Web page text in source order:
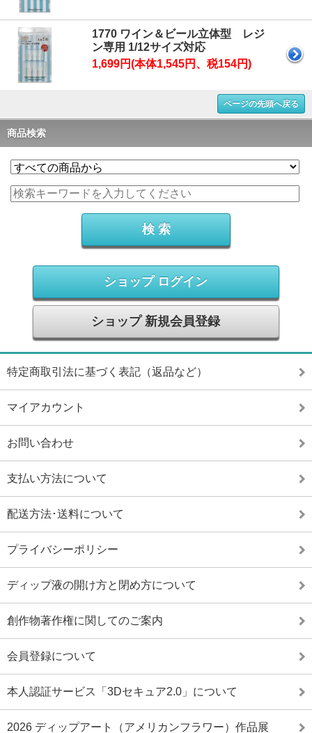
1770 ワイン＆ビール立体型 レジ
ン専用 1/12サイズ対応
1,699円(本体1,545円、税154円)
ページの先頭へ戻る
商品検索
ショップ ログイン
ショップ 新規会員登録
特定商取引法に基づく表記（返品など）
マイアカウント
お問い合わせ
支払い方法について
配送方法･送料について
プライバシーポリシー
ディップ液の開け方と閉め方について
創作物著作権に関してのご案内
会員登録について
本人認証サービス「3Dセキュア2.0」について
2026 ディップアート（アメリカンフラワー）作品展